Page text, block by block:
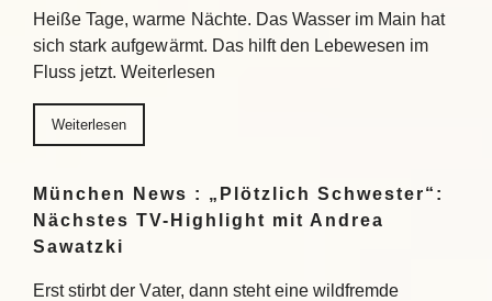
Heiße Tage, warme Nächte. Das Wasser im Main hat
sich stark aufgewärmt. Das hilft den Lebewesen im
Fluss jetzt. Weiterlesen
Weiterlesen
München News : „Plötzlich Schwester“:
Nächstes TV-Highlight mit Andrea
Sawatzki
Erst stirbt der Vater, dann steht eine wildfremde